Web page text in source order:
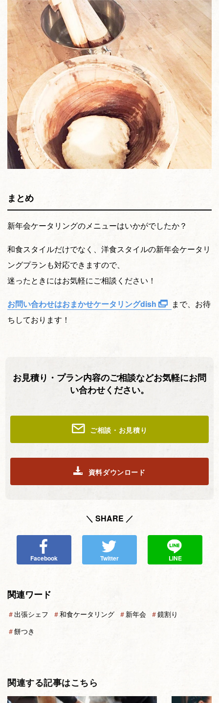
まとめ
新年会ケータリングのメニューはいかがでしたか？
和食スタイルだけでなく、洋食スタイルの新年会ケータリ
ングプランも対応できますので、
迷ったときにはお気軽にご相談ください！
お問い合わせはおまかせケータリングdish
まで、お待
ちしております！
お見積り・プラン内容のご相談などお気軽にお問
い合わせください。
ご相談・お見積り
資料ダウンロード
＼ SHARE ／
Facebook Twitter LINE
関連ワード
＃出張シェフ ＃和食ケータリング ＃ 新年会 ＃鏡割り
＃餅つき
関連する記事はこちら